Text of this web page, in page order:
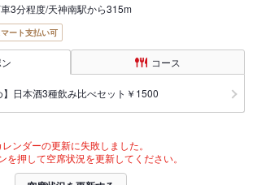
3分程度/天神南駅から315m
ート支払い可
コース
】日本酒3種飲み比べセット￥1500
レンダーの更新に失敗しました。
を押して空席状況を更新してください。